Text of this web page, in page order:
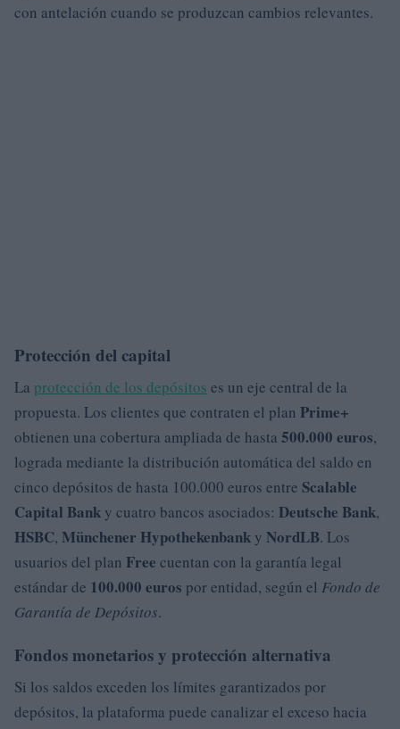
con antelación cuando se produzcan cambios relevantes.
Protección del capital
La protección de los depósitos es un eje central de la
propuesta. Los clientes que contraten el plan Prime+
obtienen una cobertura ampliada de hasta 500.000 euros,
lograda mediante la distribución automática del saldo en
cinco depósitos de hasta 100.000 euros entre Scalable
Capital Bank y cuatro bancos asociados: Deutsche Bank,
HSBC, Münchener Hypothekenbank y NordLB. Los
usuarios del plan Free cuentan con la garantía legal
estándar de 100.000 euros por entidad, según el Fondo de
Garantía de Depósitos.
Fondos monetarios y protección alternativa
Si los saldos exceden los límites garantizados por
depósitos, la plataforma puede canalizar el exceso hacia